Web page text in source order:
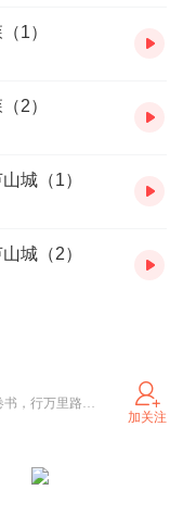
1）
2）
城（1）
城（2）
主播招募，作品招募欢迎私信。读万卷书，行万里路，灵魂和肉体总有一个在路上，用你的耳朵在这里感知，大吕说文史，选择最具代表的人文历史作品，让你的耳朵不寂寞。
加关注